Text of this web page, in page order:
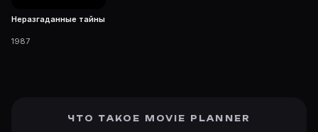
Неразгаданные тайны
1987
ЧТО ТАКОЕ MOVIE PLANNER